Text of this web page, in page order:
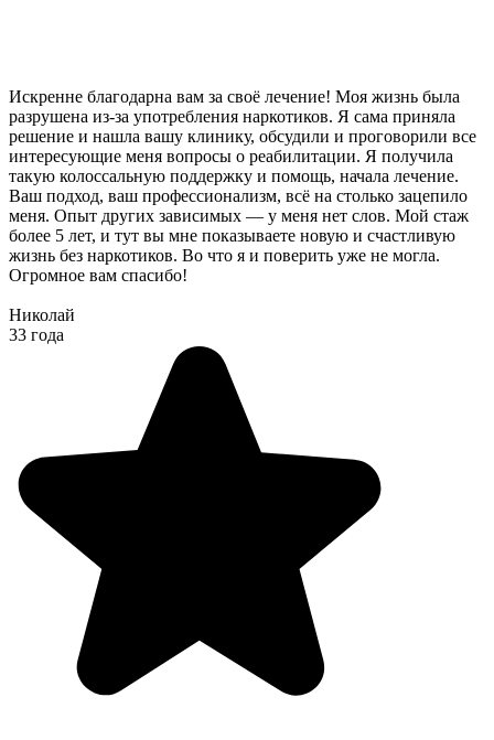
Искренне благодарна вам за своё лечение! Моя жизнь была
разрушена из-за употребления наркотиков. Я сама приняла
решение и нашла вашу клинику, обсудили и проговорили все
интересующие меня вопросы о реабилитации. Я получила
такую колоссальную поддержку и помощь, начала лечение.
Ваш подход, ваш профессионализм, всё на столько зацепило
меня. Опыт других зависимых — у меня нет слов. Мой стаж
более 5 лет, и тут вы мне показываете новую и счастливую
жизнь без наркотиков. Во что я и поверить уже не могла.
Огромное вам спасибо!
Николай
33 года